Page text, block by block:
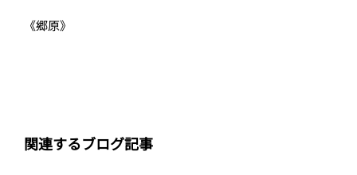
《郷原》
関連するブログ記事